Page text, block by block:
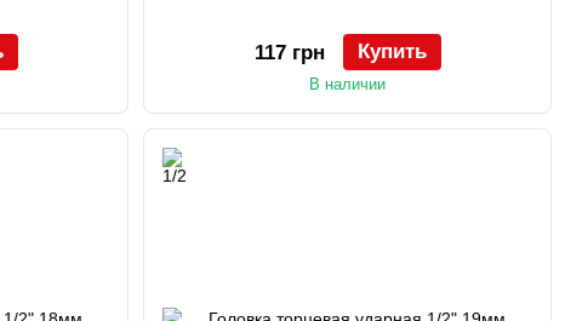
117 грн Купить
В наличии